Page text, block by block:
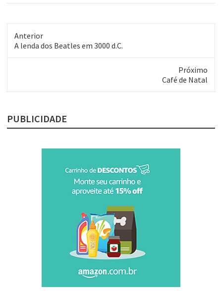
Anterior
Post
A lenda dos Beatles em 3000 d.C.
Próximo
Café de Natal
PUBLICIDADE